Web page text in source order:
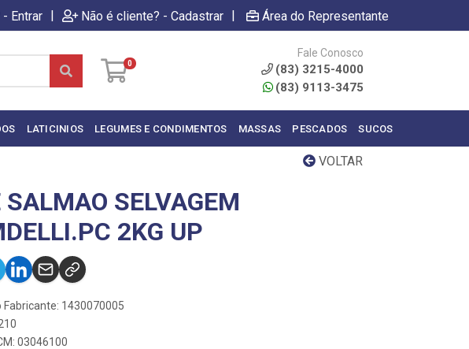
Entrar | Não é cliente? - Cadastrar | Área do Representante
0
Fale Conosco
(83) 3215-4000
(83) 9113-3475
LATICINIOS LEGUMES E CONDIMENTOS MASSAS PESCADOS SUCOS
VOLTAR
SALMAO SELVAGEM
2KG UP
Fabricante: 1430070005
03046100